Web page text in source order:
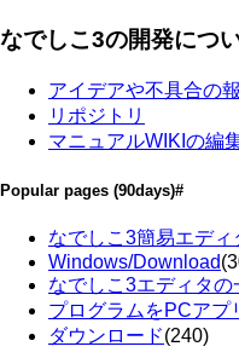
なでしこ3の開発につ
アイデアや不具合の
リポジトリ
マニュアルWIKIの編
Popular pages (90days)#
なでしこ3簡易エディ
Windows/Download
なでしこ3エディタの
プログラムをPCアプ
ダウンロード(240)